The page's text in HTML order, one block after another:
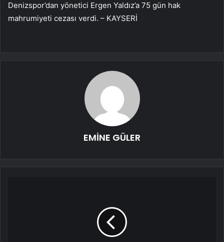
Denizspor’dan yönetici Ergen Yaldız’a 75 gün hak
mahrumiyeti cezası verdi. – KAYSERİ
EMİNE GÜLER